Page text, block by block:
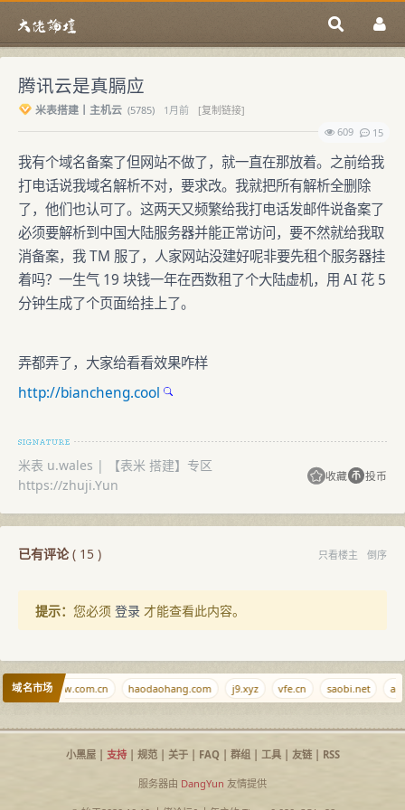
腾讯云是真膈应
米表搭建丨主机云 (5785) 1月前
[复制链接]
609
15
我有个域名备案了但网站不做了，就一直在那放着。之前给我
打电话说我域名解析不对，要求改。我就把所有解析全删除
了，他们也认可了。这两天又频繁给我打电话发邮件说备案了
必须要解析到中国大陆服务器并能正常访问，要不然就给我取
消备案，我 TM 服了，人家网站没建好呢非要先租个服务器挂
着吗？一生气 19 块钱一年在西数租了个大陆虚机，用 AI 花 5
分钟生成了个页面给挂上了。
弄都弄了，大家给看看效果咋样
http://biancheng.cool
米表 u.wales | 【表米 搭建】专区
https://zhuji.Yun
收藏 投币
已有评论( 15 ) 只看楼主 倒序
提示： 您必须 登录 才能查看此内容。
域名市场
wwwww.com.cn haodaohang.com j9.xyz vfe.cn saobi.net
小黑屋| 支持| 规范| 关于| FAQ| 群组| 工具| 友链| RSS
服务器由 DangYun 友情提供